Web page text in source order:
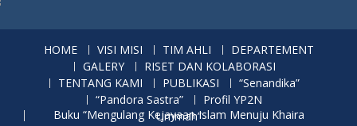
HOME VISI MISI TIM AHLI
DEPARTEMENT
GALERY
RISET DAN KOLABORASI
TENTANG KAMI
PUBLIKASI
“Senandika”
“Pandora Sastra”
Profil YP2N
Buku “Mengulang Kejayaan Islam Menuju Khaira Ummah”